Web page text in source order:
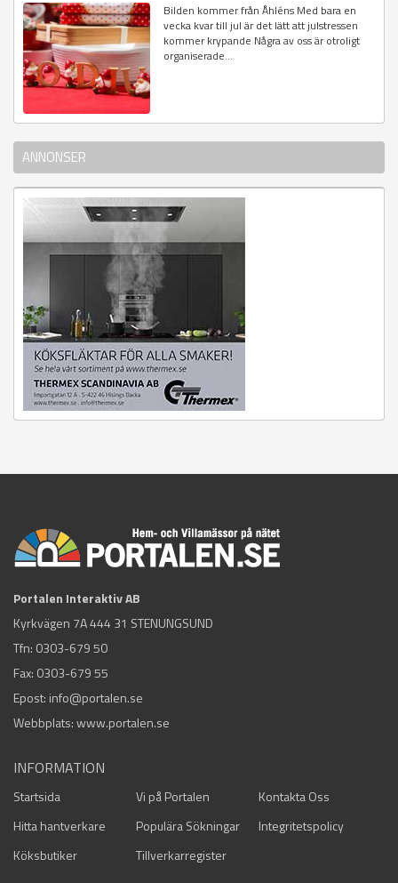
Bilden kommer från Åhléns Med bara en
vecka kvar till jul är det lätt att julstressen
kommer krypande Några av oss är otroligt
organiserade...
ANNONSER
Portalen Interaktiv AB
Kyrkvägen 7A 444 31 STENUNGSUND
Tfn: 0303-679 50
Fax: 0303-679 55
Epost: info@portalen.se
Webbplats: www.portalen.se
INFORMATION
Startsida Vi på Portalen
Kontakta Oss
Hitta hantverkare
Populära Sökningar
Integritetspolicy
Köksbutiker
Tillverkarregister